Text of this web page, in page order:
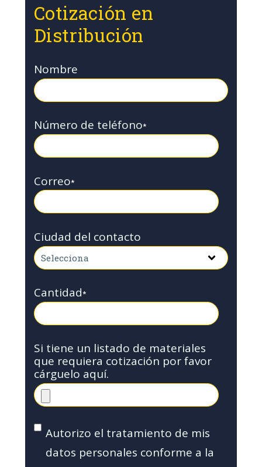
Cotización en
Distribución
Nombre
Número de teléfono*
Correo*
Ciudad del contacto
Cantidad*
Si tiene un listado de materiales
que requiera cotización por favor
cárguelo aquí.
Autorizo el tratamiento de mis
datos personales conforme a la